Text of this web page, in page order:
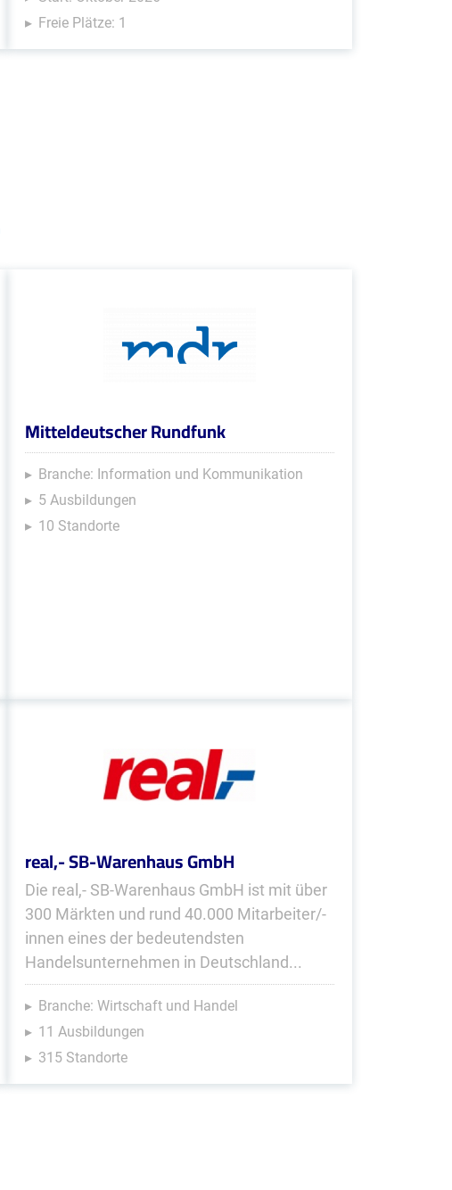
Freie Plätze: 1
Mitteldeutscher Rundfunk
Branche: Information und Kommunikation
5 Ausbildungen
10 Standorte
real,- SB-Warenhaus GmbH
Die real,- SB-Warenhaus GmbH ist mit über
300 Märkten und rund 40.000 Mitarbeiter/-
innen eines der bedeutendsten
Handelsunternehmen in Deutschland...
Branche: Wirtschaft und Handel
11 Ausbildungen
315 Standorte